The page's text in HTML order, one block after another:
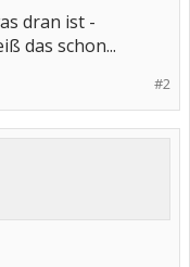
dran ist -
das schon...
#2